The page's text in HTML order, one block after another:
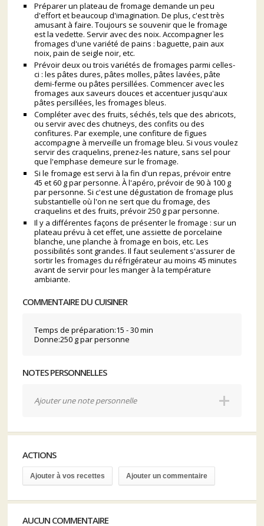
Préparer un plateau de fromage demande un peu
d'effort et beaucoup d'imagination. De plus, c'est très
amusant à faire. Toujours se souvenir que le fromage
est la vedette. Servir avec des noix. Accompagner les
fromages d'une variété de pains : baguette, pain aux
noix, pain de seigle noir, etc.
Prévoir deux ou trois variétés de fromages parmi celles-
ci : les pâtes dures, pâtes molles, pâtes lavées, pâte
demi-ferme ou pâtes persillées. Commencer avec les
fromages aux saveurs douces et accentuer jusqu'aux
pâtes persillées, les fromages bleus.
Compléter avec des fruits, séchés, tels que des abricots,
ou servir avec des chutneys, des confits ou des
confitures. Par exemple, une confiture de figues
accompagne à merveille un fromage bleu. Si vous voulez
servir des craquelins, prenez-les nature, sans sel pour
que l'emphase demeure sur le fromage.
Si le fromage est servi à la fin d'un repas, prévoir entre
45 et 60 g par personne. À l'apéro, prévoir de 90 à 100 g
par personne. Si c'est une dégustation de fromage plus
substantielle où l'on ne sert que du fromage, des
craquelins et des fruits, prévoir 250 g par personne.
Il y a différentes façons de présenter le fromage : sur un
plateau prévu à cet effet, une assiette de porcelaine
blanche, une planche à fromage en bois, etc. Les
possibilités sont grandes. Il faut seulement s'assurer de
sortir les fromages du réfrigérateur au moins 45 minutes
avant de servir pour les manger à la température
ambiante.
COMMENTAIRE DU CUISINER
Temps de préparation:15 - 30 min
Donne:250 g par personne
NOTES PERSONNELLES
Ajouter une note personnelle
ACTIONS
Ajouter à vos recettes Ajouter un commentaire
AUCUN COMMENTAIRE